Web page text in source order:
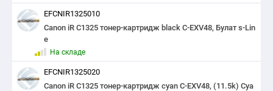
EFCNIR1325010
Canon iR C1325 тонер-картридж black С-EXV48, Булат s-Lin
e
На складе
EFCNIR1325020
Canon iR C1325 тонер-картридж cyan С-EXV48, (11.5k) Cya